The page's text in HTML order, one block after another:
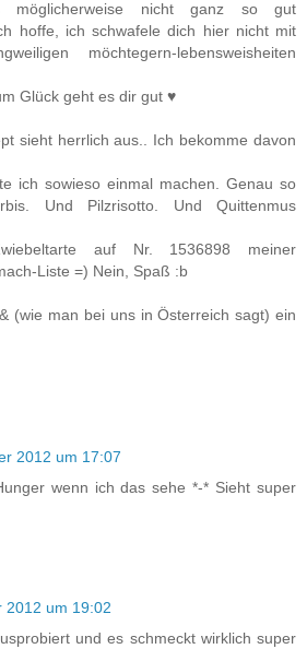
nicht ganz so gut
hoffe, ich schwafele dich hier nicht mit
möchtegern-lebensweisheiten
Glück geht es dir gut ♥
sieht herrlich aus.. Ich bekomme davon
ich sowieso einmal machen. Genau so
Und Pilzrisotto. Und Quittenmus
auf Nr. 1536898 meiner
Liste =) Nein, Spaß :b
(wie man bei uns in Österreich sagt) ein
2012 um 17:07
wenn ich das sehe *-* Sieht super
2012 um 19:02
und es schmeckt wirklich super